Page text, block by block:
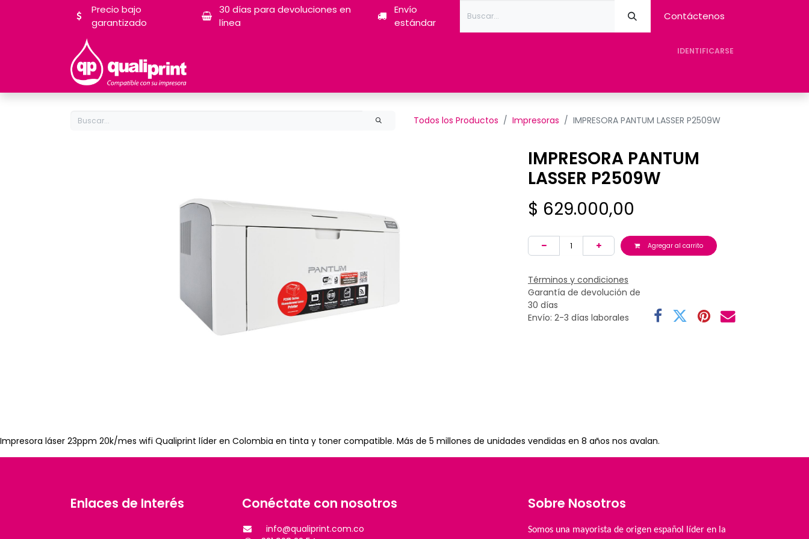
Precio bajo
garantizado
30 días para devoluciones en
línea
Envío
estándar
Contáctenos
IDENTIFICARSE
Todos los Productos Impresoras IMPRESORA PANTUM LASSER P2509W
IMPRESORA PANTUM
LASSER P2509W
$ 629.000,00
Agregar al carrito
Términos y condiciones
Garantía de devolución de
30 días
Envío: 2-3 días laborales
Impresora láser 23ppm 20k/mes wifi Qualiprint líder en Colombia en tinta y toner compatible. Más de 5 millones de unidades vendidas en 8 años nos avalan.
Enlaces de Interés Conéctate con nosotros
info@qualiprint.com.co
Sobre Nosotros
Somos una mayorista de origen español líder en la